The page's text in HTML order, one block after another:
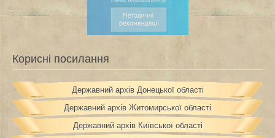
Корисні посилання
Державний архів Донецької області
Державний архів Житомирської області
Державний архів Київської області